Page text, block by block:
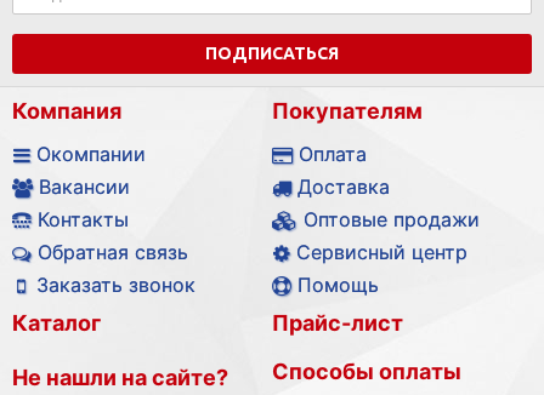
ПОДПИСАТЬСЯ
Компания
Окомпании
Вакансии
Контакты
Обратная связь
Заказать звонок
Покупателям
Оплата
Доставка
Оптовые продажи
Сервисный центр
Помощь
Каталог
Не нашли на сайте?
Прайс-лист
Способы оплаты